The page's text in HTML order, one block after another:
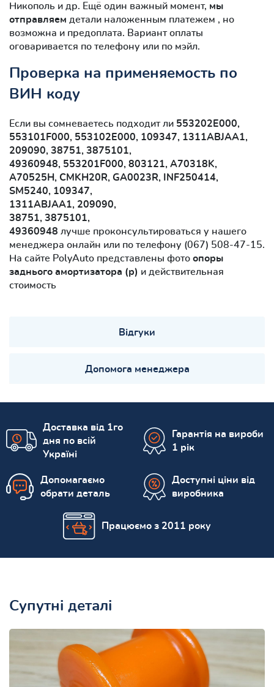
Никополь и др. Ещё один важный момент, мы
отправляем детали наложенным платежем , но
возможна и предоплата. Вариант оплаты
оговаривается по телефону или по мэйл.
Проверка на применяемость по
ВИН коду
Если вы сомневаетесь подходит ли 553202E000,
553101F000, 553102E000, 109347, 1311ABJAA1,
209090, 38751, 3875101,
49360948, 553201F000, 803121, A70318K,
A70525H, CMKH20R, GA0023R, INF250414,
SM5240, 109347,
1311ABJAA1, 209090,
38751, 3875101,
49360948 лучше проконсультироваться у нашего
менеджера онлайн или по телефону (067) 508-47-15.
На сайте PolyAuto представлены фото опоры
заднього амортизатора (р) и действительная
стоимость
Відгуки
Допомога менеджера
Доставка від 1го
дня по всій
Україні
Гарантія на вироби
1 рік
Допомагаємо
обрати деталь
Доступні ціни від
виробника
Працюємо з 2011 року
Супутні деталі